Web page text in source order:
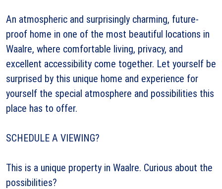
An atmospheric and surprisingly charming, future-
proof home in one of the most beautiful locations in
Waalre, where comfortable living, privacy, and
excellent accessibility come together. Let yourself be
surprised by this unique home and experience for
yourself the special atmosphere and possibilities this
place has to offer.
SCHEDULE A VIEWING?
This is a unique property in Waalre. Curious about the
possibilities?